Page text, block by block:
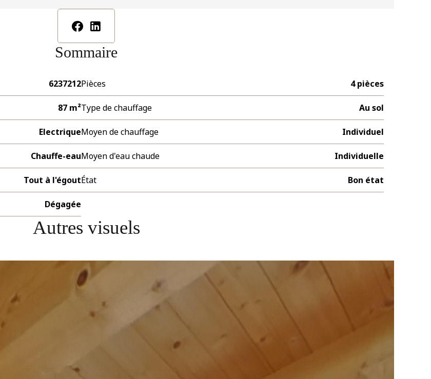
Sommaire
6237212Pièces 4 pièces
87 m²Type de chauffage Au sol
ElectriqueMoyen de chauffage Individuel
Chauffe-eauMoyen d'eau chaude Individuelle
Tout à l'égoutÉtat Bon état
Dégagée
Autres visuels